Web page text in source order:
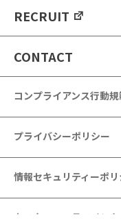
RECRUIT
CONTACT
コンプライアンス行動
プライバシーポリシー
情報セキュリティーポリ